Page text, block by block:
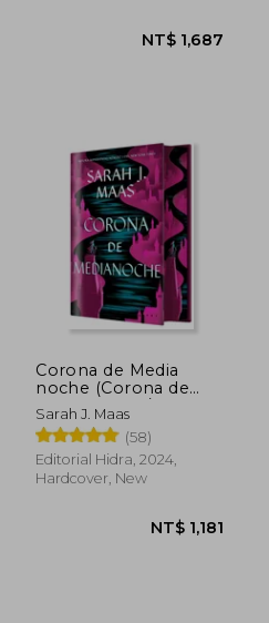
Corona de Media
noche (Corona de
Medianoche / Trono
de Cristal 2) (in
Spanish)
Sarah J. Maas
(58)
Editorial Hidra, 2024,
Hardcover, New